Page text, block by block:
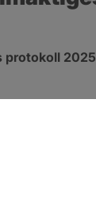
protokoll
882.8 kB,